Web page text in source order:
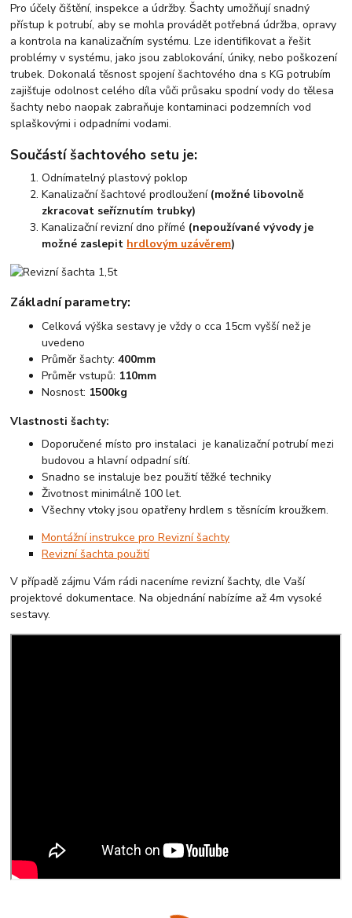
Pro účely čištění, inspekce a údržby. Šachty umožňují snadný
přístup k potrubí, aby se mohla provádět potřebná údržba, opravy
a kontrola na kanalizačním systému. Lze identifikovat a řešit
problémy v systému, jako jsou zablokování, úniky, nebo poškození
trubek. Dokonalá těsnost spojení šachtového dna s KG potrubím
zajišťuje odolnost celého díla vůči průsaku spodní vody do tělesa
šachty nebo naopak zabraňuje kontaminaci podzemních vod
splaškovými i odpadními vodami.
Součástí šachtového setu je:
Odnímatelný plastový poklop
Kanalizační šachtové prodloužení (možné libovolně
zkracovat seříznutím trubky)
Kanalizační revizní dno přímé (nepoužívané vývody je
možné zaslepit hrdlovým uzávěrem)
Základní parametry:
Celková výška sestavy je vždy o cca 15cm vyšší než je
uvedeno
Průměr šachty:400mm
Průměr vstupů: 110mm
Nosnost: 1500kg
Vlastnosti šachty:
Doporučené místo pro instalaci je kanalizační potrubí mezi
budovou a hlavní odpadní sítí.
Snadno se instaluje bez použití těžké techniky
Životnost minimálně 100 let.
Všechny vtoky jsou opatřeny hrdlem s těsnícím kroužkem.
Montážní instrukce pro Revizní šachty
Revizní šachta použití
V případě zájmu Vám rádi naceníme revizní šachty, dle Vaší
projektové dokumentace. Na objednání nabízíme až 4m vysoké
sestavy.